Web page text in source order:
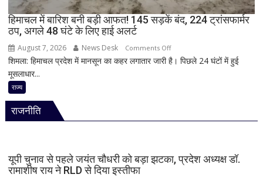
की
मौत,
हिमाचल में बारिश बनी बड़ी आफत! 145 सड़कें बंद, 224 ट्रांसफार्मर
ठप, अगले 48 घंटे के लिए हाई अलर्ट
August 7, 2026 News Desk Comments Offon
हिमाचल
बंद,
शिमला: हिमाचल प्रदेश में मानसून का कहर लगातार जारी है। पिछले 24 घंटों में हुई
मूसलाधार...
राज्य
राजनीति
यूपी चुनाव से पहले जयंत चौधरी को बड़ा झटका, प्रदेश अध्यक्ष डॉ.
रामाशीष राय ने RLD से दिया इस्तीफा